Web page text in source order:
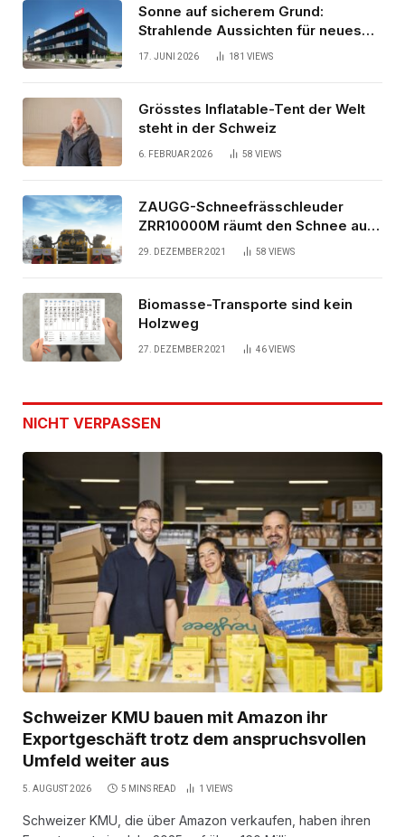
Sonne auf sicherem Grund:
Strahlende Aussichten für neues
Bürogebäude
17. JUNI 2026 181 VIEWS
Grösstes Inflatable-Tent der Welt
steht in der Schweiz
6. FEBRUAR 2026 58 VIEWS
ZAUGG-Schneefrässchleuder
ZRR10000M räumt den Schnee auf
schwedischen Gleisen
29. DEZEMBER 2021 58 VIEWS
Biomasse-Transporte sind kein
Holzweg
27. DEZEMBER 2021 46VIEWS
NICHT VERPASSEN
Schweizer KMU bauen mit Amazon ihr
Exportgeschäft trotz dem anspruchsvollen
Umfeld weiter aus
5. AUGUST 2026 5 MINS READ 1 VIEWS
Schweizer KMU, die über Amazon verkaufen, haben ihren